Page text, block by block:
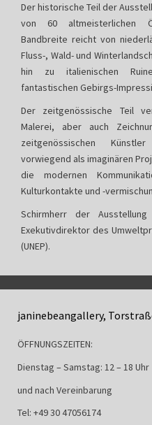
Der historische Teil der
von 60 altmeisterlichen
Bandbreite reicht von
Fluss-, Wald- und
hin zu italienischen
fantastischen Gebirgs-
Der zeitgenössische Teil
Malerei, aber auch
zeitgenössischen
vorwiegend als imaginären
die modernen
Kulturkontakte und -
Schirmherr der
Exekutivdirektor des
(UNEP).
janinebeangallery,
ÖFFNUNGSZEITEN:
Dienstag – Samstag: 12 – 18 Uhr
und nach Vereinbarung
Tel: +49 30 47056174